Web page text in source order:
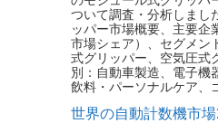
ついて調査・分析しまし
ッパー市場概要、主要企
市場シェア）、セグメン
式グリッパー、空気圧式
別：自動車製造、電子機
飲料・パーソナルケア、
世界の自動計数機市